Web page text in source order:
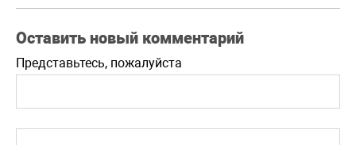
Оставить новый комментарий
Представьтесь, пожалуйста